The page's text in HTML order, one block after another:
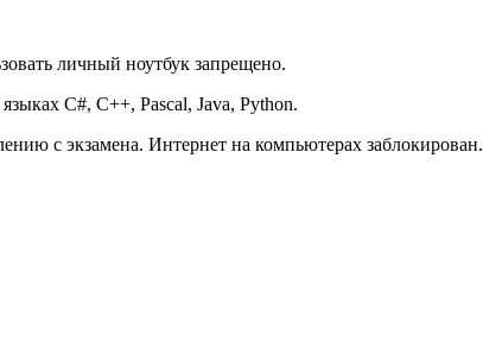
личный ноутбук запрещено.
C#, C++, Pascal, Java, Python.
с экзамена. Интернет на компьютерах заблокирован.